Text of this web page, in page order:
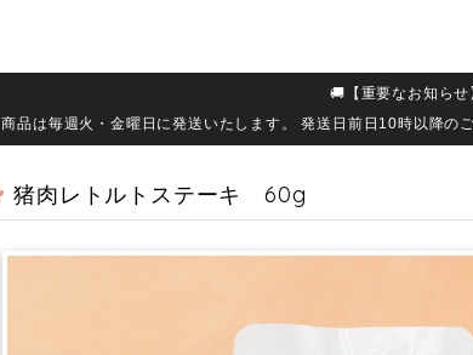
🚚【重要なお知ら
商品は毎週火・金曜日に発送いたします。 発送日前日10時以降の
猪肉レトルトステーキ 60g